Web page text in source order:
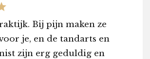
Bij pijn maken ze
je, en de tandarts en
zijn erg geduldig en